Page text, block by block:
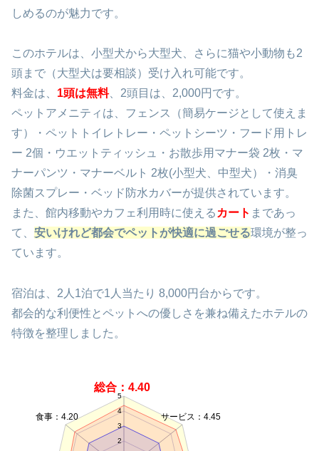
しめるのが魅力です。
このホテルは、小型犬から大型犬、さらに猫や小動物も2
頭まで（大型犬は要相談）受け入れ可能です。
料金は、 1頭は無料、2頭目は、2,000円です。
ペットアメニティは、フェンス（簡易ケージとして使えま
す）・ペットトイレトレー・ペットシーツ・フード用トレ
ー 2個・ウエットティッシュ・お散歩用マナー袋 2枚・マ
ナーパンツ・マナーベルト 2枚(小型犬、中型犬）・消臭
除菌スプレー・ベッド防水カバーが提供されています。
また、館内移動やカフェ利用時に使えるカート まであっ
て、 安いけれど都会でペットが快適に過ごせる環境が整っ
ています。
宿泊は、2人1泊で1人当たり 8,000円台からです。
都会的な利便性とペットへの優しさを兼ね備えたホテルの
特徴を整理しました。
2
3
4
5
総合：4.40
サービス：4.45
食事：4.20